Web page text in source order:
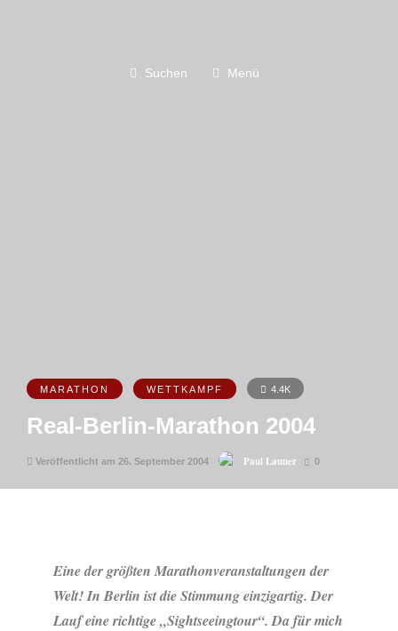
Suchen Menü
MARATHON WETTKAMPF 4.4K
Real-Berlin-Marathon 2004
Veröffentlicht am 26. September 2004 Paul Launer 0
Eine der größten Marathonveranstaltungen der
Welt! In Berlin ist die Stimmung einzigartig. Der
Lauf eine richtige „Sightseeingtour“. Da für mich